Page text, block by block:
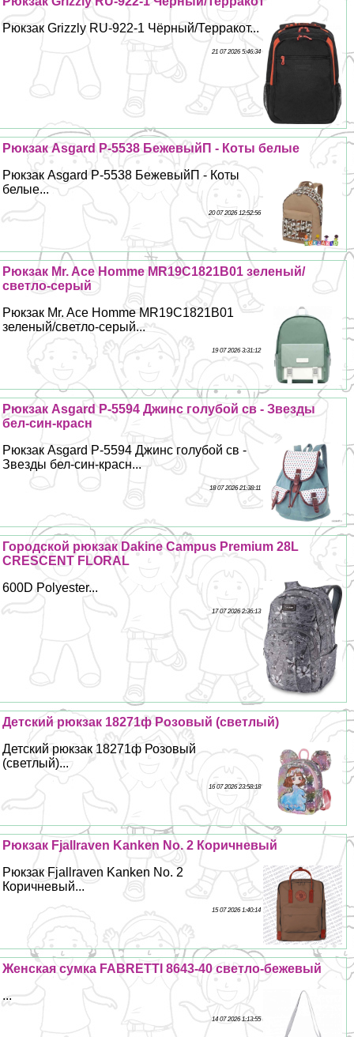
Рюкзак Grizzly RU-922-1 Чёрный/Терpaкот...
21 07 2026 5:46:34
Рюкзак Asgard Р-5538 БежевыйП - Коты белые
Рюкзак Asgard Р-5538 БежевыйП - Коты
белые...
20 07 2026 12:52:56
Рюкзак Mr. Ace Homme MR19C1821B01 зеленый/
светло-серый
Рюкзак Mr. Ace Homme MR19C1821B01
зеленый/светло-серый...
19 07 2026 3:31:12
Рюкзак Asgard Р-5594 Джинс гoлyбой св - Звезды
бел-син-красн
Рюкзак Asgard Р-5594 Джинс гoлyбой св -
Звезды бел-син-красн...
18 07 2026 21:38:11
Городской рюкзак Dakine Campus Premium 28L
CRESCENT FLORAL
600D Polyester...
17 07 2026 2:36:13
Детский рюкзак 18271ф Розовый (светлый)
Детский рюкзак 18271ф Розовый
(светлый)...
16 07 2026 23:58:18
Рюкзак Fjallraven Kanken No. 2 Коричневый
Рюкзак Fjallraven Kanken No. 2
Коричневый...
15 07 2026 1:40:14
Женская сумка FABRETTI 8643-40 светло-бежевый
...
14 07 2026 1:13:55